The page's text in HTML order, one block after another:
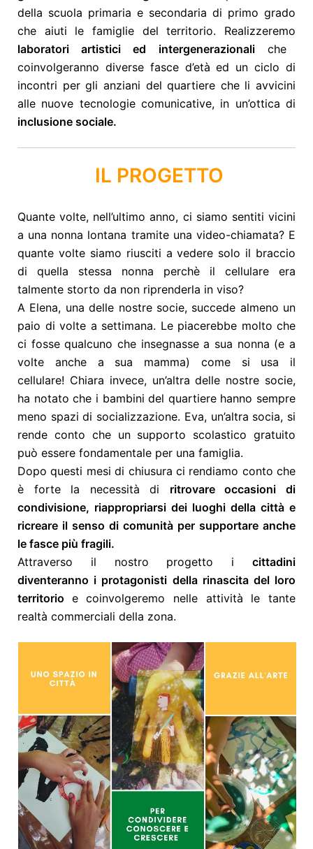
della scuola primaria e secondaria di primo grado
che aiuti le famiglie del territorio. Realizzeremo
laboratori artistici ed intergenerazionaliche
coinvolgeranno diverse fasce d’età ed un ciclo di
incontri per gli anziani del quartiere che li avvicini
alle nuove tecnologie comunicative, in un’ottica di
inclusione sociale.
IL PROGETTO
Quante volte, nell’ultimo anno, ci siamo sentiti vicini
a una nonna lontana tramite una video-chiamata? E
quante volte siamo riusciti a vedere solo il braccio
di quella stessa nonna perchè il cellulare era
talmente storto da non riprenderla in viso?
A Elena, una delle nostre socie, succede almeno un
paio di volte a settimana. Le piacerebbe molto che
ci fosse qualcuno che insegnasse a sua nonna (e a
volte anche a sua mamma) come si usa il
cellulare! Chiara invece, un’altra delle nostre socie,
ha notato che i bambini del quartiere hanno sempre
meno spazi di socializzazione. Eva, un’altra socia, si
rende conto che un supporto scolastico gratuito
può essere fondamentale per una famiglia.
Dopo questi mesi di chiusura ci rendiamo conto che
è forte la necessità di ritrovare occasioni di
condivisione, riappropriarsi dei luoghi della città e
ricreare il senso di comunità per supportare anche
le fasce più fragili.
Attraverso il nostro progetto i cittadini
diventeranno i protagonisti della rinascita del loro
territorio e coinvolgeremo nelle attività le tante
realtà commerciali della zona.